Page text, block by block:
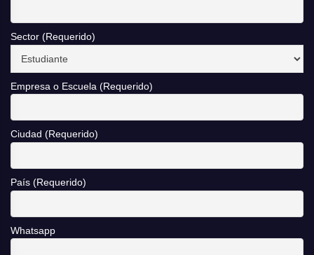
Sector (Requerido)
Empresa o Escuela (Requerido)
Ciudad (Requerido)
País (Requerido)
Whatsapp